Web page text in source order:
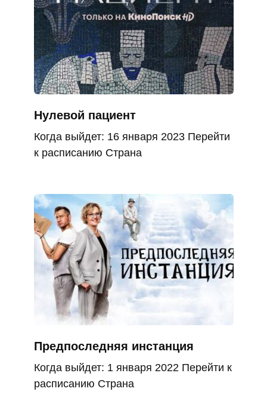
Нулевой пациент
Когда выйдет: 16 января 2023 Перейти
к расписанию Страна
Предпоследняя инстанция
Когда выйдет: 1 января 2022 Перейти к
расписанию Страна